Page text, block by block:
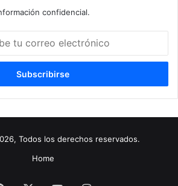
confidencial.
Todos los derechos reservados.
Home